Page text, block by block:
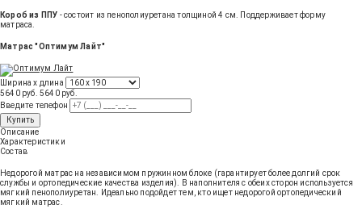
Короб из ППУ - состоит из пенополиуретана толщиной 4 см. Поддерживает форму
матраса.
Матрас "Оптимум Лайт"
Ширина х длина
5640 руб. 5640 руб.
Введите телефон
Купить
Описание
Характеристики
Состав
Недорогой матрас на независимом пружинном блоке (гарантирует более долгий срок
службы и ортопедические качества изделия). В наполнителя с обеих сторон используется
мягкий пенополиуретан. Идеально подойдет тем, кто ищет недорогой ортопедический
мягкий матрас.